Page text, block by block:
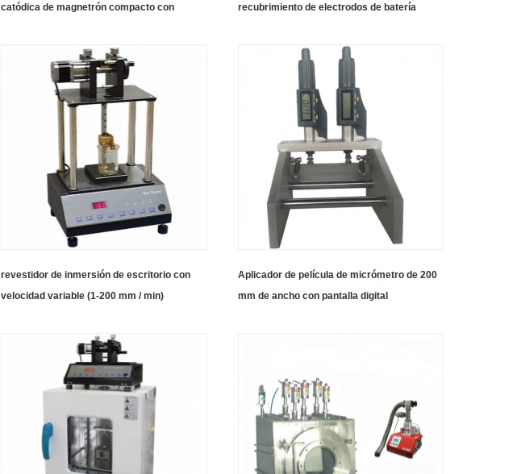
catódica de magnetrón compacto con
recubrimiento de electrodos de batería
revestidor de inmersión de escritorio con
velocidad variable (1-200 mm / min)
Aplicador de película de micrómetro de 200
mm de ancho con pantalla digital